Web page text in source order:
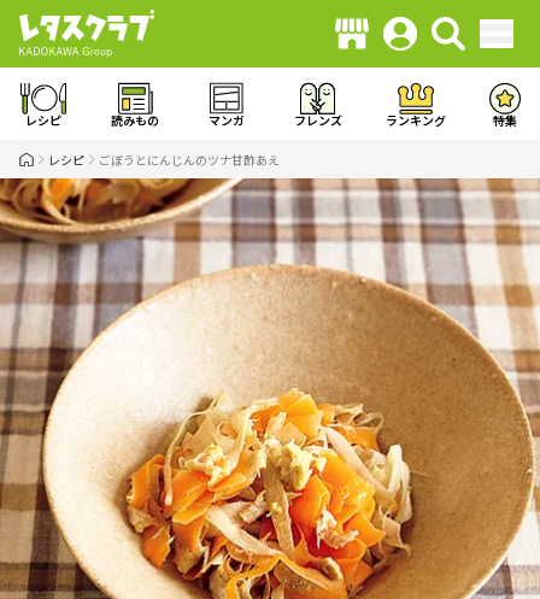
レシピ 読みもの マンガ フレンズ ランキング 特集
レシピ ごぼうとにんじんのツナ甘酢あえ